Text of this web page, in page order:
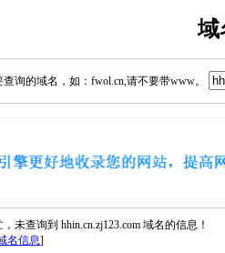
域
查询的域名，如：fwol.cn,请不要带www。
未查询到 hhin.cn.zj123.com 域名的信息！
名信息]